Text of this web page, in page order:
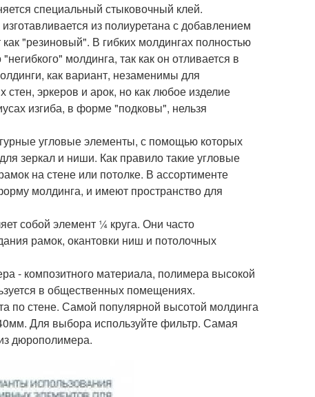
специальный стыковочный клей.
из полиуретана с добавлением
"резиновый". В гибких молдингах полностью
молдинга, так как он отливается в
как вариант, незаменимы для
стен, эркеров и арок, но как любое изделие
изгиба, в форме "подковы", нельзя
угловые элементы, с помощью которых
зеркал и ниши. Как правило такие угловые
на стене или потолке. В ассортименте
молдинга, и имеют пространство для
собой элемент ¼ круга. Они часто
рамок, окантовки ниш и потолочных
- композитного материала, полимера высокой
в общественных помещениях.
по стене. Самой популярной высотой молдинга
Для выбора используйте фильтр. Самая
дюрополимера.